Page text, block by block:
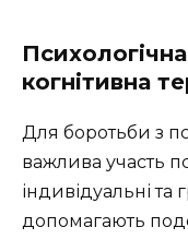
когнітивна
Для боротьби з
важлива участь
індивідуальні та
допомагають